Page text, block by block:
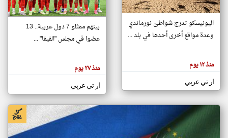
تغيير الدولة
اخبار جزر القمر على مدار الساعة
أهم اخبار جزر القمر العاجلة والمباشرة
هنا عن
وجهة
كاتبيها.
اليونيسكو تدرج شواطئ نورماندي
وعدة مواقع أخرى أحدها في بلد ...
منذ ١٢ يوم
ار تي عربي
بينهم ممثلو 7 دول عربية.. 13
عضوا في مجلس "الفيفا" ...
منذ ٢٧ يوم
ار تي عربي
klyoum.com